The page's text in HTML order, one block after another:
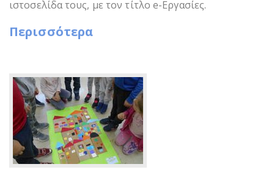
ιστοσελίδα τους, με τον τίτλο e-Εργασίες.
Περισσότερα